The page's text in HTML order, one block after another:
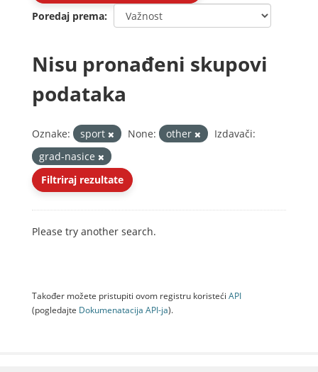
Poredaj prema
Nisu pronađeni skupovi
podataka
Oznake: sport None: other
Izdavači:
grad-nasice
Filtriraj rezultate
Please try another search.
Također možete pristupiti ovom registru koristeći API
(pogledajte Dokumenаtаcijа API-jа).